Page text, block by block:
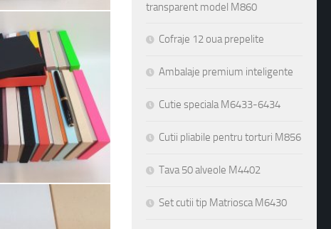
transparent model M860
Cofraje 12 oua prepelite
Ambalaje premium inteligente
Cutie speciala M6433-6434
Cutii pliabile pentru torturi M856
Tava 50 alveole M4402
Set cutii tip Matriosca M6430